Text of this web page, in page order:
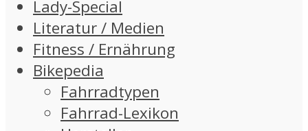
Lady-Special
Literatur / Medien
Fitness / Ernährung
Bikepedia
Fahrradtypen
Fahrrad-Lexikon